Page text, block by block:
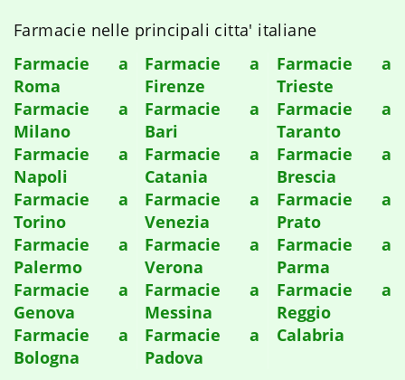
Farmacie nelle principali citta' italiane
Farmacie a
Roma
Farmacie a
Milano
Farmacie a
Napoli
Farmacie a
Torino
Farmacie a
Palermo
Farmacie a
Genova
Farmacie a
Bologna
Farmacie a
Firenze
Farmacie a
Bari
Farmacie a
Catania
Farmacie a
Venezia
Farmacie a
Verona
Farmacie a
Messina
Farmacie a
Padova
Farmacie a
Trieste
Farmacie a
Taranto
Farmacie a
Brescia
Farmacie a
Prato
Farmacie a
Parma
Farmacie a
Reggio
Calabria